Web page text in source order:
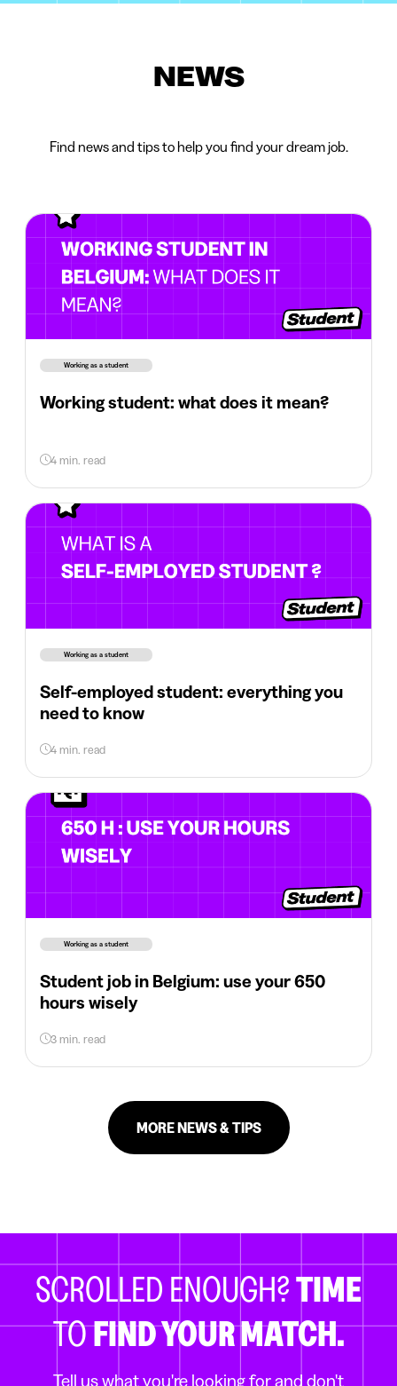
NEWS
Find news and tips to help you find your dream job.
Working as a student
Working student: what does it mean?
4 min. read
Working as a student
Self-employed student: everything you
need to know
4 min. read
Working as a student
Student job in Belgium: use your 650
hours wisely
3 min. read
MORE NEWS & TIPS
SCROLLED ENOUGH?TIME
TOFIND YOUR MATCH.
Tell us what you're looking for and don't